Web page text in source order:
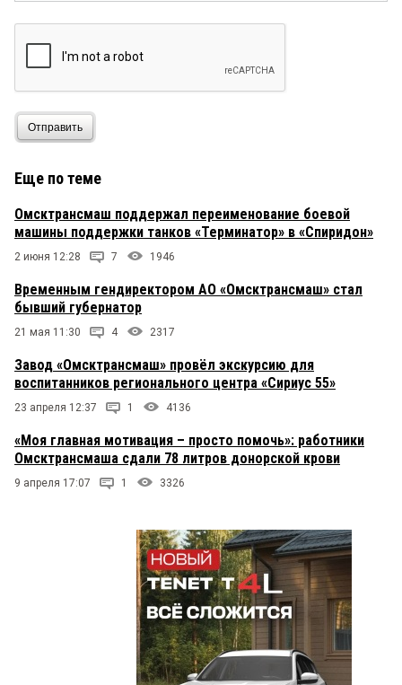
Отправить
Еще по теме
Омсктрансмаш поддержал переименование боевой
машины поддержки танков «Терминатор» в «Спиридон»
2 июня 12:28 7 1946
Временным гендиректором АО «Омсктрансмаш» стал
бывший губернатор
21 мая 11:30 4 2317
Завод «Омсктрансмаш» провёл экскурсию для
воспитанников регионального центра «Сириус 55»
23 апреля 12:37 1 4136
«Моя главная мотивация – просто помочь»: работники
Омсктрансмаша сдали 78 литров донорской крови
9 апреля 17:07 1 3326